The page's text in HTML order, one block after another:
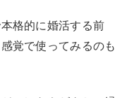
格的に婚活する前
覚で使ってみるのも